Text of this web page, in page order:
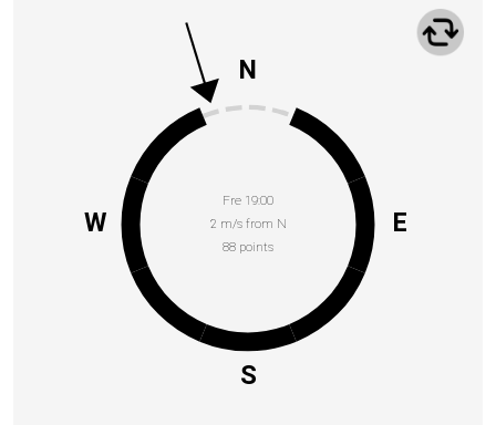
Fre 19:00
2 m/s from N
88 points
N
E
S
W